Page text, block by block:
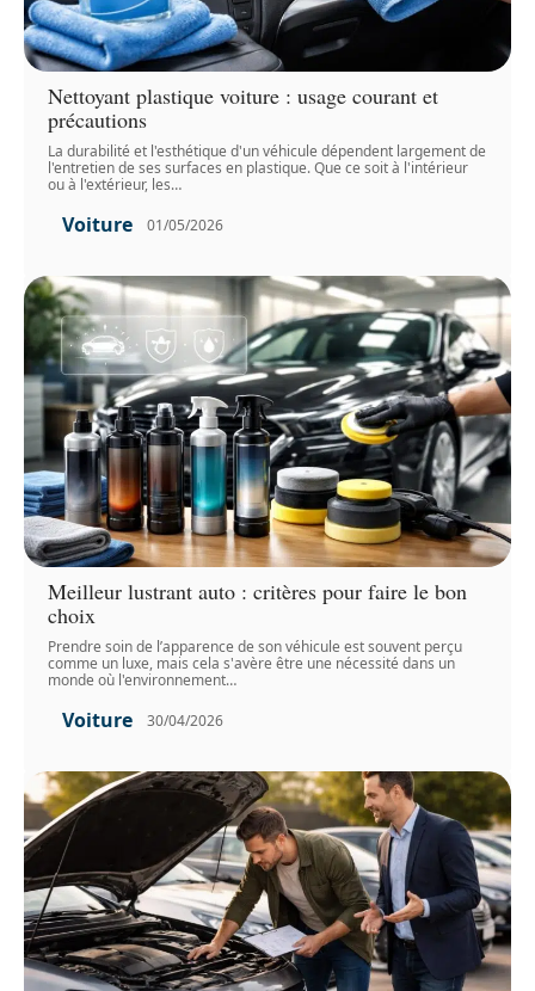
Nettoyant plastique voiture : usage courant et
précautions
La durabilité et l'esthétique d'un véhicule dépendent largement de
l'entretien de ses surfaces en plastique. Que ce soit à l'intérieur
ou à l'extérieur, les…
Voiture 01/05/2026
Meilleur lustrant auto : critères pour faire le bon
choix
Prendre soin de l’apparence de son véhicule est souvent perçu
comme un luxe, mais cela s'avère être une nécessité dans un
monde où l'environnement…
Voiture 30/04/2026